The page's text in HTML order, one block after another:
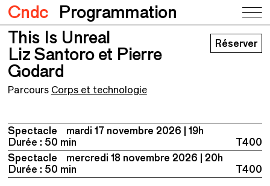
Cndc Programmation
This Is Unreal
Liz Santoro et Pierre Godard
This Is Unreal
Liz Santoro et Pierre
Godard
Réserver
Parcours Corps et technologie
Spectacle mardi 17 novembre 2026
19h
Durée : 50 min
T400
Spectacle
mercredi 18 novembre 2026
20h
Durée : 50 min
T400